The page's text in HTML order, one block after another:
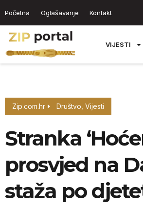
Početna Oglašavanje Kontakt
VIJESTI
Zip.com.hr Društvo Vijesti
Stranka
prosvjed na
staža po